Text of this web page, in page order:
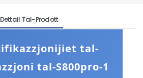
Dettall Tal-Prodott
tal-
tal-S800pro-1